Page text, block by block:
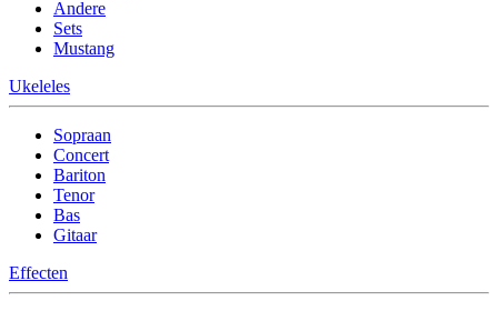
Andere
Sets
Mustang
Ukeleles
Sopraan
Concert
Bariton
Tenor
Bas
Gitaar
Effecten